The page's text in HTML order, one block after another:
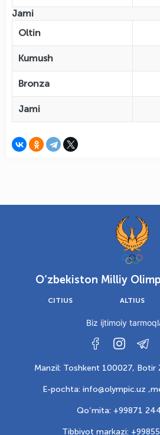
Jami
Oltin
Kumush
Bronza
Jami
O‘zbekiston Milliy
CITIUS ALTIUS
Biz ijtimoiy
Manzil: Toshkent 100027, Botir
E-pochta: info@olympic.uz ,
Qo‘mita: +99871
Tibbiyot markazi: